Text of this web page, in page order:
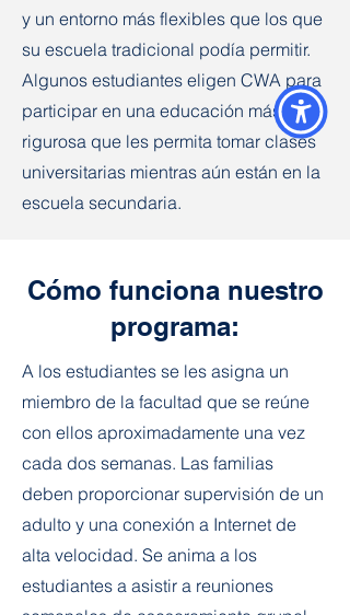
y un entorno más flexibles que los que
su escuela tradicional podía permitir.
Algunos estudiantes eligen CWA para
participar en una educación más
rigurosa que les permita tomar clases
universitarias mientras aún están en la
escuela secundaria.
Cómo funciona nuestro
programa:
A los estudiantes se les asigna un
miembro de la facultad que se reúne
con ellos aproximadamente una vez
cada dos semanas. Las familias
deben proporcionar supervisión de un
adulto y una conexión a Internet de
alta velocidad. Se anima a los
estudiantes a asistir a reuniones